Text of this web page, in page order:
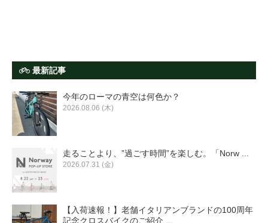
最新記事
今年のローマの青空は何色か？
2026.08.06 (木)
走ることより、”過ごす時間”を楽しむ。「Norw ...
2026.07.31 (金)
【入荷速報！】老舗イタリアンブランドの100周年
記念クロスバイクのご紹介 ...